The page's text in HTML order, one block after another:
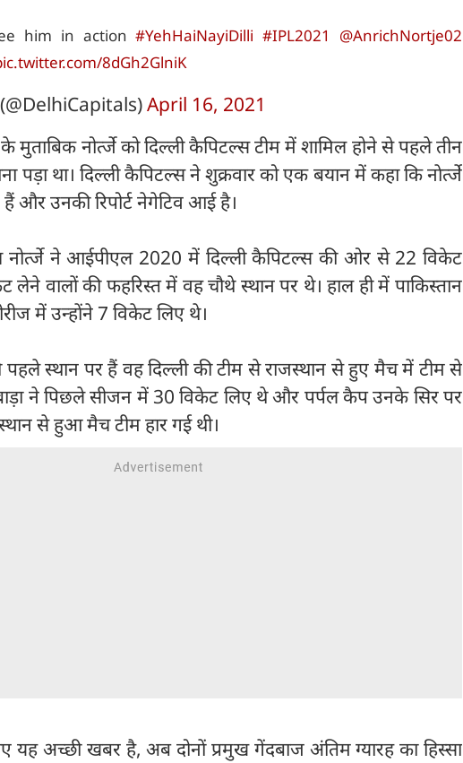
him in action#YehHaiNayiDilli #IPL2021
@AnrichNortje02
8dGh2GlniK
April 16, 2021
मुताबिक नोर्त्जे को दिल्ली कैपिटल्स टीम में शामिल होने से पहले तीन
पड़ा था। दिल्ली कैपिटल्स ने शुक्रवार को एक बयान में कहा कि नाेर्त्जे
और उनकी रिपोर्ट नेगेटिव आई है।
नोर्त्जे ने आईपीएल 2020 में दिल्ली कैपिटल्स की ओर से 22 विकेट
लेने वालों की फहरिस्त में वह चौथे स्थान पर थे। हाल ही में पाकिस्तान
में उन्होंने 7 विकेट लिए थे।
स्थान पर हैं वह दिल्ली की टीम से राजस्थान से हुए मैच में टीम से
ने पिछले सीजन में 30 विकेट लिए थे और पर्पल कैप उनके सिर पर
से हुआ मैच टीम हार गई थी।
यह अच्छी खबर है, अब दोनों प्रमुख गेंदबाज अंतिम ग्यारह का हिस्सा